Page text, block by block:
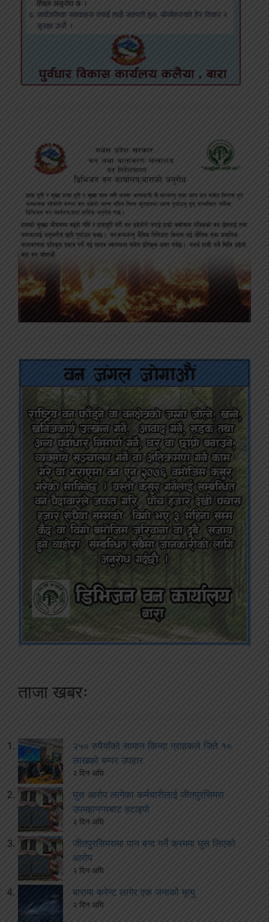
ताजा खबरः
२५० रुपैयाँको सामान किन्दा ग्राहकले जिते १०
लाखको बम्पर उपहार
२ दिन अघि
घुस आरोप लागेका कर्मचारीलाई जीतपुरसिमरा
उपमहानगरबाट हटाइयो
२ दिन अघि
जीतपुरसिमरामा पान बन्द गर्ने क्रममा घुस लिएको
आरोप
२ दिन अघि
बारामा करेन्ट लागेर एक जनाको मृत्यु
२ दिन अघि